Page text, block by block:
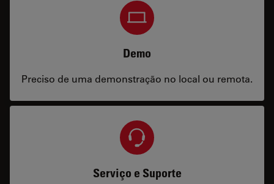
Demo
Preciso de uma demonstração no local ou remota.
Serviço e Suporte